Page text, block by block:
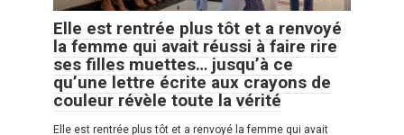
Elle est rentrée plus tôt et a renvoyé
la femme qui avait réussi à faire rire
ses filles muettes… jusqu’à ce
qu’une lettre écrite aux crayons de
couleur révèle toute la vérité
Elle est rentrée plus tôt et a renvoyé la femme qui avait